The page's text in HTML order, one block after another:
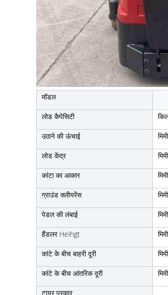
मॉडल
लोड कैपेसिटी
उठाने की ऊंचाई मिमी
लोड केंद्र मिमी
कांटा का आकार मिमी
ग्राउंड क्लीयरेंस मिमी
पेडल की लंबाई मिमी
हैंडलर Heihgt मिमी
कांटे के बीच बाहरी दूरी मिमी
कांटे के बीच आंतरिक दूरी मिमी
टायर प्रकार